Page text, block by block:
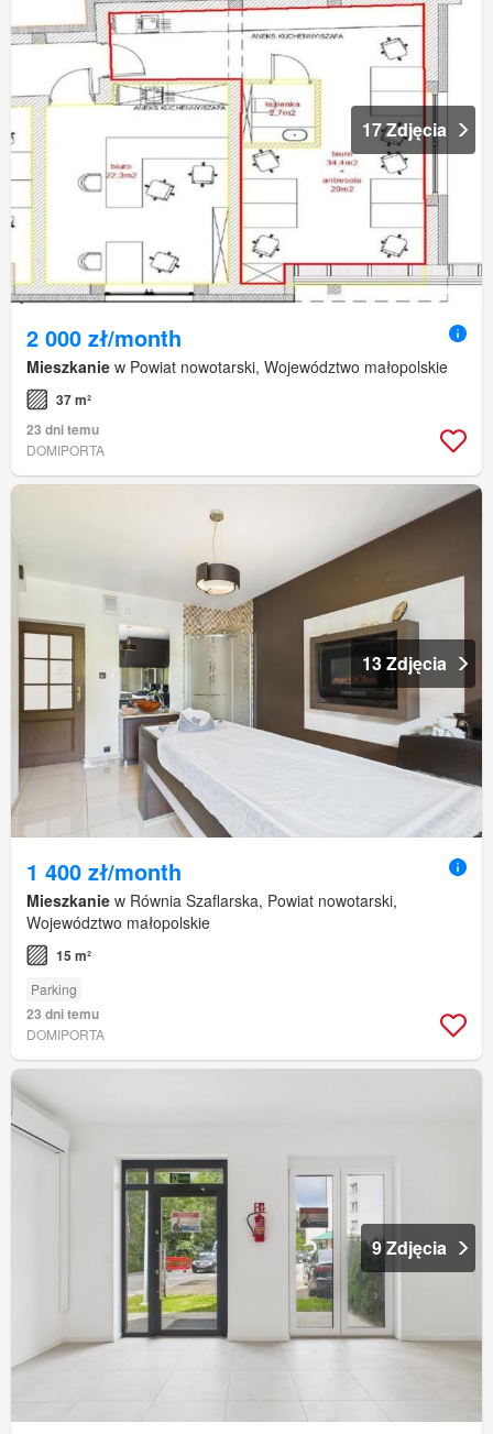
17 Zdjęcia
2 000 zł/month
Mieszkanie w Powiat nowotarski, Województwo małopolskie
37 m²
23 dni temu
DOMIPORTA
13 Zdjęcia
1 400 zł/month
Mieszkanie w Równia Szaflarska, Powiat nowotarski,
Województwo małopolskie
15 m²
Parking
23 dni temu
DOMIPORTA
9 Zdjęcia